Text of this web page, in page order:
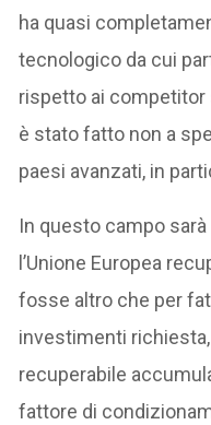
ha quasi
tecnologico da cui
rispetto ai
è stato fatto non a
paesi avanzati, in
In questo campo
l’Unione Europea
fosse altro che per
investimenti
recuperabile
fattore di